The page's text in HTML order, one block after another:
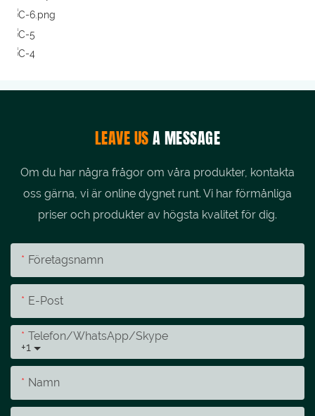
LEAVE USA MESSAGE
Om du har några frågor om våra produkter, kontakta
oss gärna, vi är online dygnet runt. Vi har förmånliga
priser och produkter av högsta kvalitet för dig.
Företagsnamn
E-Post
+1
Telefon/whatsApp/skype
Namn